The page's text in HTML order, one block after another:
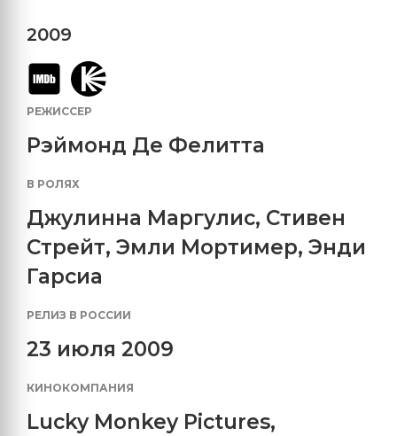
2009
РЕЖИССЕР
Рэймонд Де Фелитта
В РОЛЯХ
Джулинна Маргулис, Стивен
Стрейт, Эмли Мортимер, Энди
Гарсиа
РЕЛИЗ В РОССИИ
23 июля 2009
КИНОКОМПАНИЯ
Lucky Monkey Pictures,